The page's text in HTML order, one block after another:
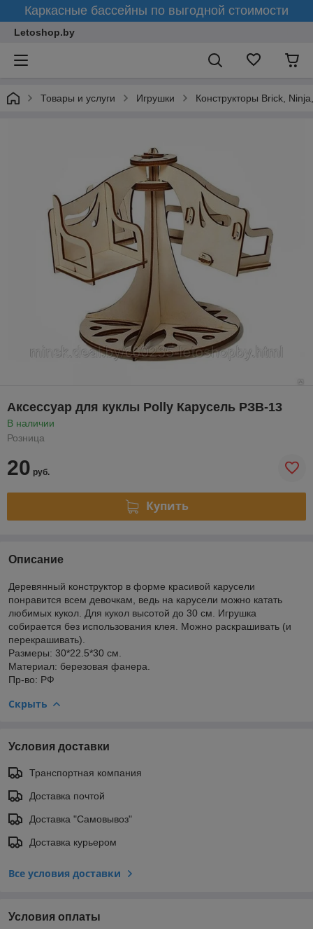
Каркасные бассейны по выгодной стоимости
Letoshop.by
Товары и услуги Игрушки Конструкторы Brick,
Аксессуар для куклы Polly Карусель РЗВ-13
В наличии
Розница
20 руб.
Купить
Описание
Деревянный конструктор в форме красивой карусели
понравится всем девочкам, ведь на карусели можно катать
любимых кукол. Для кукол высотой до 30 см. Игрушка
собирается без использования клея. Можно раскрашивать (и
перекрашивать).
Размеры: 30*22.5*30 см.
Материал: березовая фанера.
Пр-во: РФ
Скрыть
Условия доставки
Транспортная компания
Доставка почтой
Доставка "Самовывоз"
Доставка курьером
Все условия доставки
Условия оплаты